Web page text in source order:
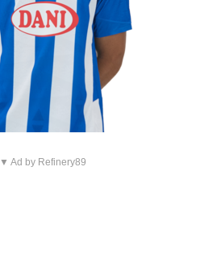
▼ Ad by Refinery89